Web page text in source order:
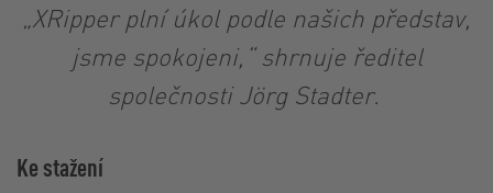
„XRipper plní úkol podle našich představ,
jsme spokojeni,“ shrnuje ředitel
společnosti Jörg Stadter.
Ke stažení